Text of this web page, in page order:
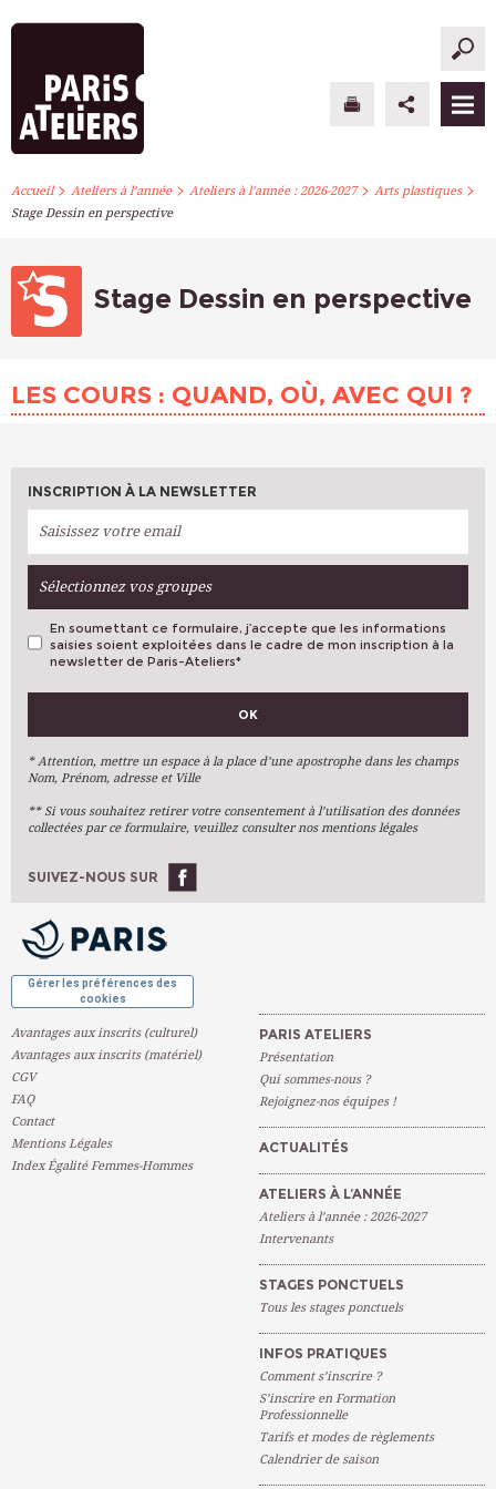
PARIS ATELIERS
ATELIERS À L’ANNÉE
INFOS PRATIQUES
Accueil> Ateliers à l’année> Ateliers à l’année : 2026-2027> Arts plastiques>
Stage Dessin en perspective
Stage Dessin en perspective
LES COURS : QUAND, OÙ, AVEC QUI ?
INSCRIPTION À LA NEWSLETTER
Sélectionnez vos groupes
VOS PRÉFÉRENCES
Arts Plastiques
Arts Du Texte
Arts Numériques
Ateliers À L'année
En soumettant ce formulaire, j’accepte que les informations
saisies soient exploitées dans le cadre de mon inscription à la
newsletter de Paris-Ateliers*
OK
* Attention, mettre un espace à la place d’une apostrophe dans les champs
Nom, Prénom, adresse et Ville
** Si vous souhaitez retirer votre consentement à l’utilisation des données
collectées par ce formulaire, veuillez consulter nos mentions légales
SUIVEZ-NOUS SUR
Gérer les préférences des
cookies
Avantages aux inscrits (culturel)
Avantages aux inscrits (matériel)
CGV
FAQ
Contact
Mentions Légales
Index Égalité Femmes-Hommes
PARIS ATELIERS
Présentation
Qui sommes-nous ?
Rejoignez-nos équipes !
ACTUALITÉS
ATELIERS À L’ANNÉE
Ateliers à l’année : 2026-2027
Intervenants
STAGES PONCTUELS
Tous les stages ponctuels
INFOS PRATIQUES
Comment s’inscrire ?
S’inscrire en Formation
Professionnelle
Tarifs et modes de règlements
Calendrier de saison